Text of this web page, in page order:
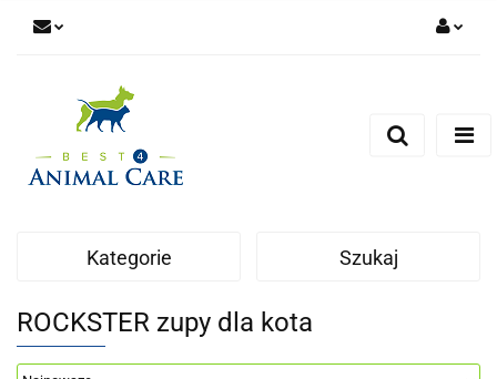
Kategorie Szukaj
ROCKSTER zupy dla kota